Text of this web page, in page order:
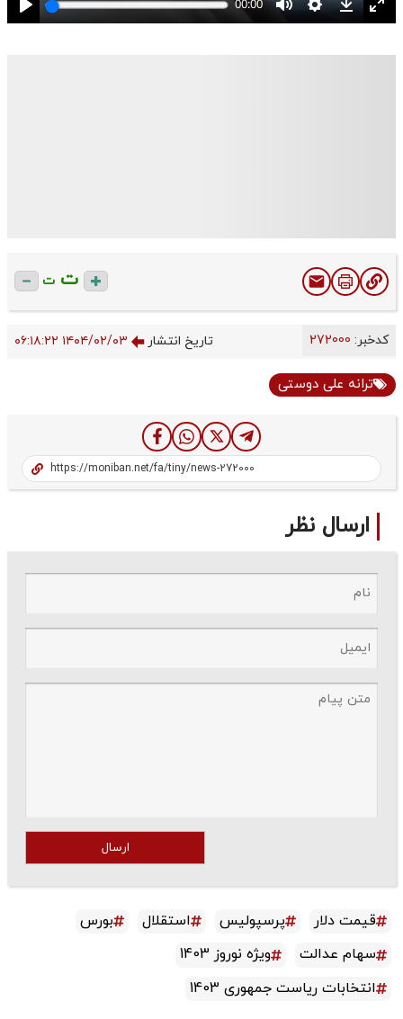
ت ت
کدخبر: تاریخ انتشار ۱۴۰۴/۰۲/۰۳ ۰۶:۱۸:۲۲
ترانه علی دوستی
ارسال نظر
ارسال
قیمت دلار پرسپولیس استقلال
بورس
سهام عدالت
ویژه نوروز 1403
انتخابات ریاست جمهوری 1403